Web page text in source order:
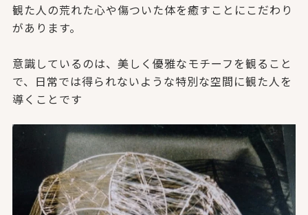
観た人の荒れた心や傷ついた体を癒すことにこだわり
があります。
意識しているのは、美しく優雅なモチーフを観ること
で、日常では得られないような特別な空間に観た人を
導くことです